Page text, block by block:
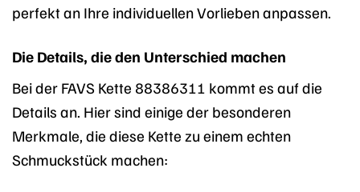
perfekt an Ihre individuellen Vorlieben anpassen.
Die Details, die den Unterschied machen
Bei der FAVS Kette 88386311 kommt es auf die
Details an. Hier sind einige der besonderen
Merkmale, die diese Kette zu einem echten
Schmuckstück machen: